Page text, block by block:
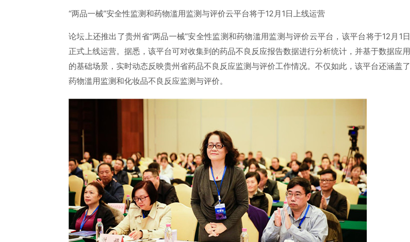
“两品一械”安全性监测和药物滥用监测与评价云平台将于12月1日上线运营
论坛上还推出了贵州省“两品一械”安全性监测和药物滥用监测与评价云平台，该平台将于12月1日
正式上线运营。据悉，该平台可对收集到的药品不良反应报告数据进行分析统计，并基于数据应用
的基础场景，实时动态反映贵州省药品不良反应监测与评价工作情况。不仅如此，该平台还涵盖了
药物滥用监测和化妆品不良反应监测与评价。